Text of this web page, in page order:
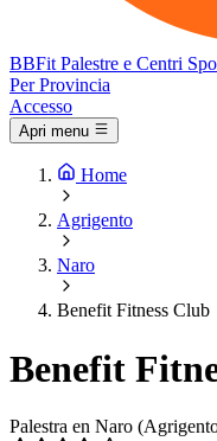
BBFit Palestre e Centri
Per Provincia
Accesso
Apri menu
Home
Agrigento
Naro
Benefit Fitness Club
Benefit
Palestra en Naro